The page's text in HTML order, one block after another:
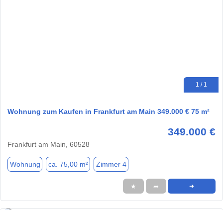
1 / 1
Wohnung zum Kaufen in Frankfurt am Main 349.000 € 75 m²
349.000 €
Frankfurt am Main, 60528
Wohnung ca. 75,00 m² Zimmer 4
★ ➦ ➜